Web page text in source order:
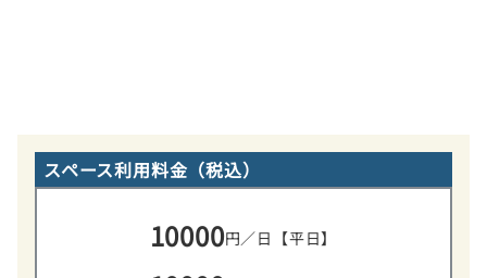
スペース利用料金（税込）
10000円／日【平日】